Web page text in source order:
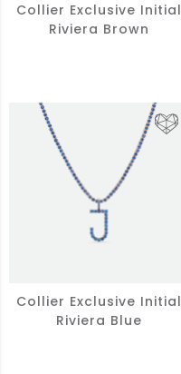
Collier Exclusive Initial
Riviera Brown
Collier Exclusive Initial
Riviera Blue